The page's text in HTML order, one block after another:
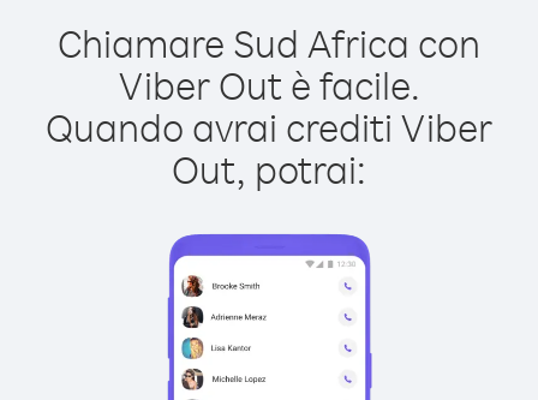
Chiamare Sud Africa con
Viber Out è facile.
Quando avrai crediti Viber
Out, potrai: